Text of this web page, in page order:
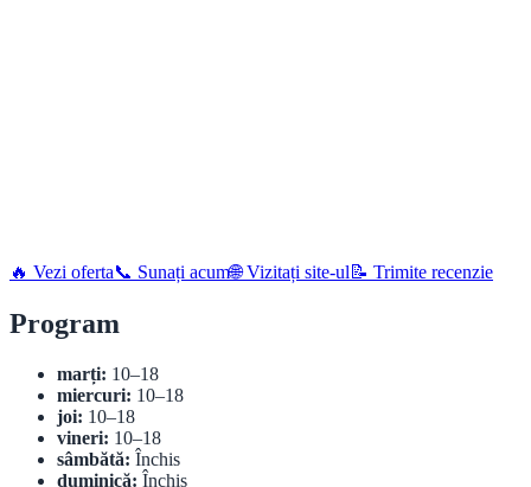
🔥 Vezi oferta📞 Sunați acum🌐 Vizitați site-ul 📝 Trimite recenzie
Program
marți: 10–18
miercuri: 10–18
joi: 10–18
vineri: 10–18
sâmbătă: Închis
duminică: Închis